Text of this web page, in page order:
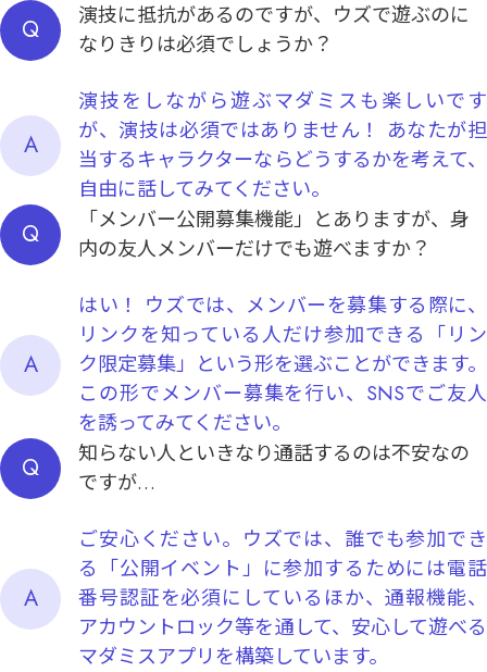
Q
演技に抵抗があるのですが、ウズで遊ぶのに
なりきりは必須でしょうか？
A
演技をしながら遊ぶマダミスも楽しいです
が、演技は必須ではありません！ あなたが担
当するキャラクターならどうするかを考えて、
自由に話してみてください。
Q
「メンバー公開募集機能」とありますが、身
内の友人メンバーだけでも遊べますか？
A
はい！ ウズでは、メンバーを募集する際に、
リンクを知っている人だけ参加できる「リン
ク限定募集」という形を選ぶことができます。
この形でメンバー募集を行い、SNSでご友人
を誘ってみてください。
Q
知らない人といきなり通話するのは不安なの
ですが…
A
ご安心ください。ウズでは、誰でも参加でき
る「公開イベント」に参加するためには電話
番号認証を必須にしているほか、通報機能、
アカウントロック等を通して、安心して遊べる
マダミスアプリを構築しています。